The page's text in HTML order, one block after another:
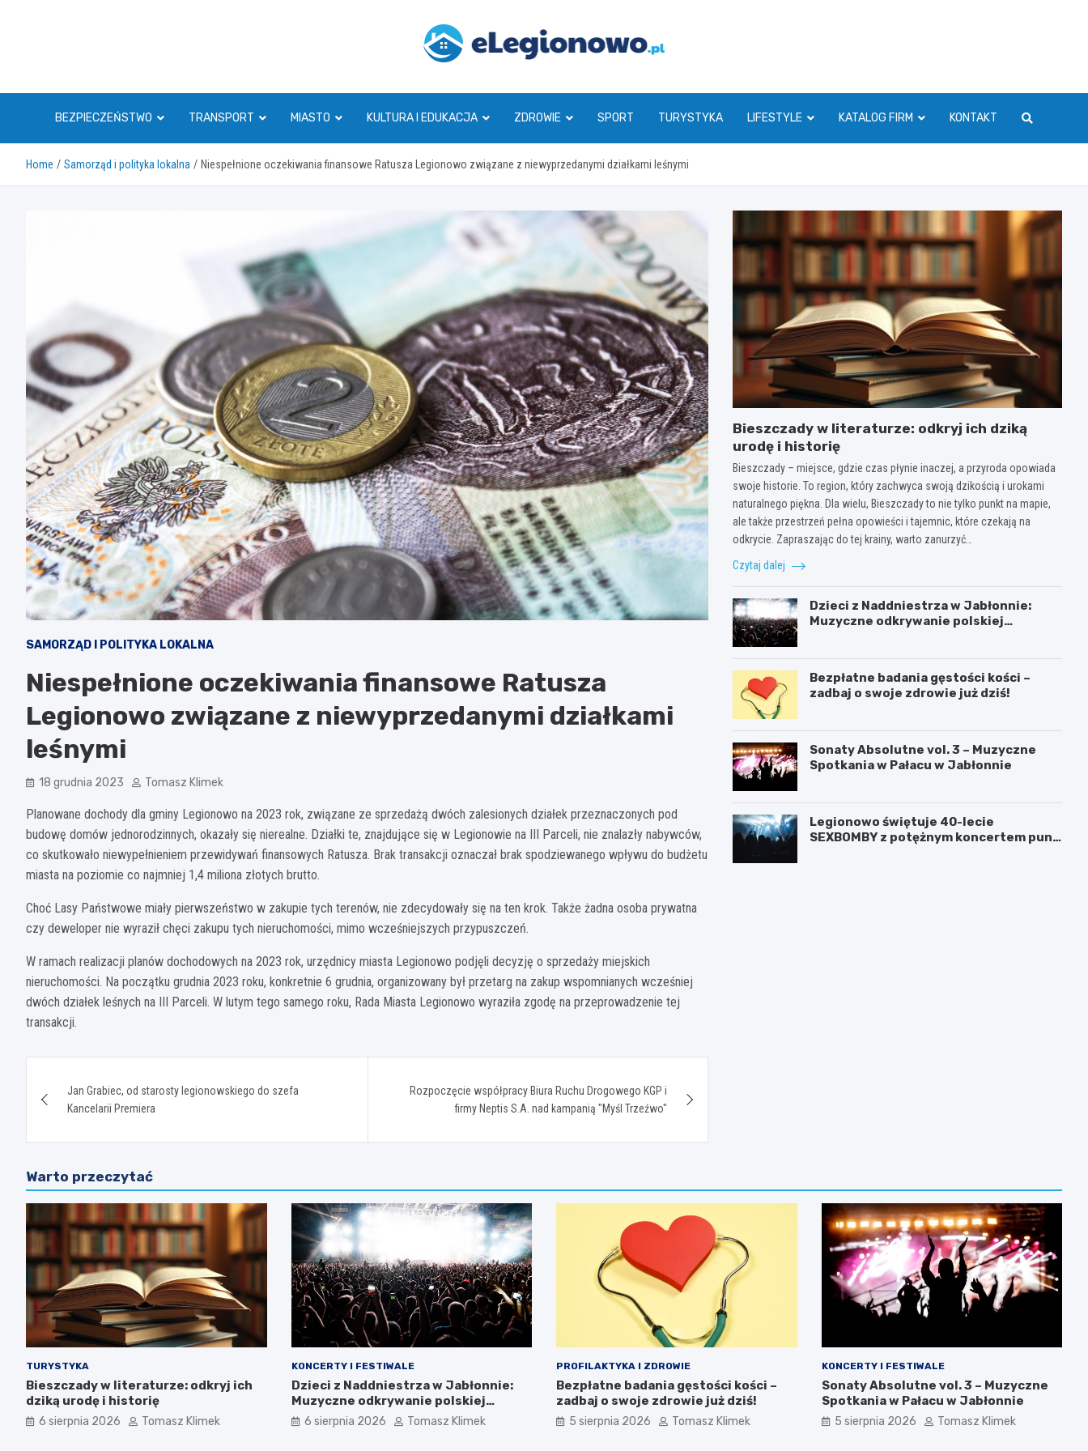
eLegionowo.pl
BEZPIECZEŃSTWO TRANSPORT MIASTO KULTURA I EDUKACJA ZDROWIE SPORT TURYSTYKA LIFESTYLE KATALOG FIRM KONTAKT
Home Samorząd i polityka lokalna Niespełnione oczekiwania finansowe Ratusza Legionowo związane z niewyprzedanymi działkami leśnymi
SAMORZĄD I POLITYKA LOKALNA
Niespełnione oczekiwania finansowe Ratusza
Legionowo związane z niewyprzedanymi działkami
leśnymi
18 grudnia 2023 Tomasz Klimek
Planowane dochody dla gminy Legionowo na 2023 rok, związane ze sprzedażą dwóch zalesionych działek przeznaczonych pod
budowę domów jednorodzinnych, okazały się nierealne. Działki te, znajdujące się w Legionowie na III Parceli, nie znalazły nabywców,
co skutkowało niewypełnieniem przewidywań finansowych Ratusza. Brak transakcji oznaczał brak spodziewanego wpływu do budżetu
miasta na poziomie co najmniej 1,4 miliona złotych brutto.
Choć Lasy Państwowe miały pierwszeństwo w zakupie tych terenów, nie zdecydowały się na ten krok. Także żadna osoba prywatna
czy deweloper nie wyraził chęci zakupu tych nieruchomości, mimo wcześniejszych przypuszczeń.
W ramach realizacji planów dochodowych na 2023 rok, urzędnicy miasta Legionowo podjęli decyzję o sprzedaży miejskich
nieruchomości. Na początku grudnia 2023 roku, konkretnie 6 grudnia, organizowany był przetarg na zakup wspomnianych wcześniej
dwóch działek leśnych na III Parceli. W lutym tego samego roku, Rada Miasta Legionowo wyraziła zgodę na przeprowadzenie tej
transakcji.
wpisu
Jan Grabiec, od starosty legionowskiego do szefa
Kancelarii Premiera
Rozpoczęcie współpracy Biura Ruchu Drogowego KGP i
firmy Neptis S.A. nad kampanią "Myśl Trzeźwo"
Bieszczady w literaturze: odkryj ich dziką
urodę i historię
Bieszczady – miejsce, gdzie czas płynie inaczej, a przyroda opowiada
swoje historie. To region, który zachwyca swoją dzikością i urokami
naturalnego piękna. Dla wielu, Bieszczady to nie tylko punkt na mapie,
ale także przestrzeń pełna opowieści i tajemnic, które czekają na
odkrycie. Zapraszając do tej krainy, warto zanurzyć…
Czytaj dalej
Dzieci z Naddniestrza w Jabłonnie:
Muzyczne odkrywanie polskiej
Bezpłatne badania gęstości kości –
zadbaj o swoje zdrowie już dziś!
Sonaty Absolutne vol. 3 – Muzyczne
Spotkania w Pałacu w Jabłonnie
Legionowo świętuje 40-lecie
SEXBOMBY z potężnym koncertem punk
Warto przeczytać
TURYSTYKA
Bieszczady w literaturze: odkryj ich
dziką urodę i historię
6 sierpnia 2026 Tomasz Klimek
KONCERTY I FESTIWALE
Dzieci z Naddniestrza w Jabłonnie:
Muzyczne odkrywanie polskiej
tożsamości
6 sierpnia 2026 Tomasz Klimek
PROFILAKTYKA I ZDROWIE
Bezpłatne badania gęstości kości –
zadbaj o swoje zdrowie już dziś!
5 sierpnia 2026 Tomasz Klimek
KONCERTY I FESTIWALE
Sonaty Absolutne vol. 3 – Muzyczne
Spotkania w Pałacu w Jabłonnie
5 sierpnia 2026 Tomasz Klimek